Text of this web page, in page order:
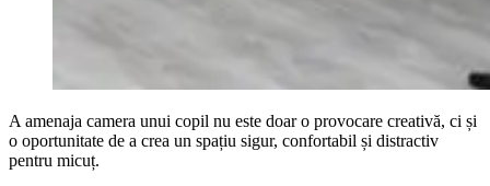
A amenaja camera unui copil nu este doar o provocare creativă, ci și
o oportunitate de a crea un spațiu sigur, confortabil și distractiv
pentru micuț.